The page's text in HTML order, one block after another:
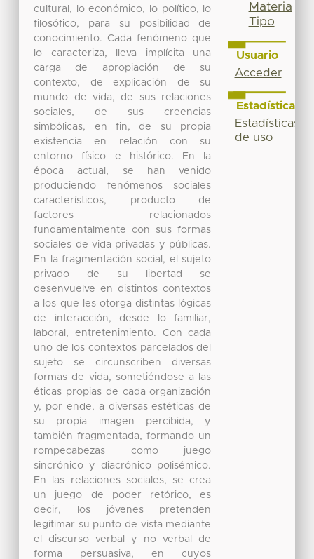
cultural, lo económico, lo político, lo
filosófico, para su posibilidad de
conocimiento. Cada fenómeno que
lo caracteriza, lleva implícita una
carga de apropiación de su
contexto, de explicación de su
mundo de vida, de sus relaciones
sociales, de sus creencias
simbólicas, en fin, de su propia
existencia en relación con su
entorno físico e histórico. En la
época actual, se han venido
produciendo fenómenos sociales
característicos, producto de
factores relacionados
fundamentalmente con sus formas
sociales de vida privadas y públicas.
En la fragmentación social, el sujeto
privado de su libertad se
desenvuelve en distintos contextos
a los que les otorga distintas lógicas
de interacción, desde lo familiar,
laboral, entretenimiento. Con cada
uno de los contextos parcelados del
sujeto se circunscriben diversas
formas de vida, sometiéndose a las
éticas propias de cada organización
y, por ende, a diversas estéticas de
su propia imagen percibida, y
también fragmentada, formando un
rompecabezas como juego
sincrónico y diacrónico polisémico.
En las relaciones sociales, se crea
un juego de poder retórico, es
decir, los jóvenes pretenden
legitimar su punto de vista mediante
el discurso verbal y no verbal de
forma persuasiva, en cuyos
Materia
Tipo
Usuario
Acceder
Estadísticas
Estadísticas
de uso